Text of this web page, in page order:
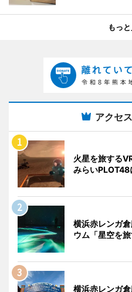
もっ
アクセ
火星を旅する
みらいPLOT48
横浜赤レンガ
ウム「星空を旅
横浜赤レンガ